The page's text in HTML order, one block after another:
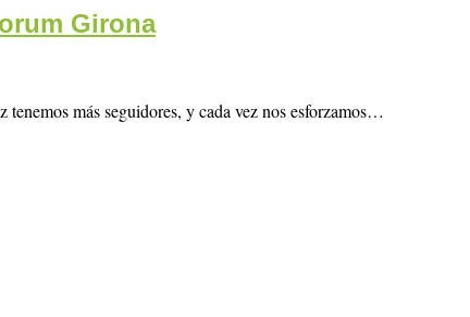
Girona
más seguidores, y cada vez nos esforzamos…